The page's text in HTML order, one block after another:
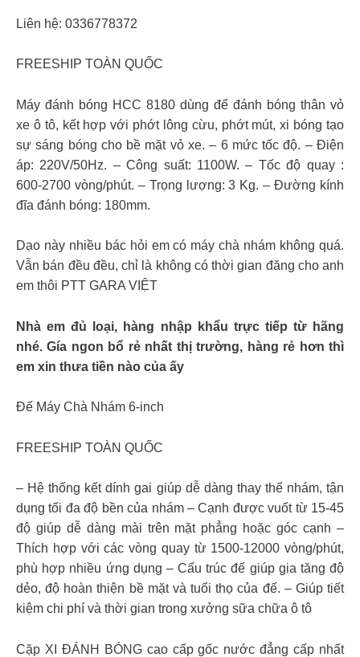
Liên hệ: 0336778372
FREESHIP TOÀN QUỐC
Máy đánh bóng HCC 8180 dùng để đánh bóng thân vỏ
xe ô tô, kết hợp với phớt lông cừu, phớt mút, xi bóng tạo
sự sáng bóng cho bề mặt vỏ xe. – 6 mức tốc độ. – Điện
áp: 220V/50Hz. – Công suất: 1100W. – Tốc độ quay :
600-2700 vòng/phút. – Trọng lượng: 3 Kg. – Đường kính
đĩa đánh bóng: 180mm.
Dạo này nhiều bác hỏi em có máy chà nhám không quá.
Vẫn bán đều đều, chỉ là không có thời gian đăng cho anh
em thôi PTT GARA VIỆT
Nhà em đủ loại, hàng nhập khẩu trực tiếp từ hãng
nhé. Gía ngon bổ rẻ nhất thị trường, hàng rẻ hơn thì
em xin thưa tiền nào của ấy
Đế Máy Chà Nhám 6-inch
FREESHIP TOÀN QUỐC
– Hệ thống kết dính gai giúp dễ dàng thay thế nhám, tận
dụng tối đa độ bền của nhám – Cạnh được vuốt từ 15-45
độ giúp dễ dàng mài trên mặt phẳng hoặc góc cạnh –
Thích hợp với các vòng quay từ 1500-12000 vòng/phút,
phù hợp nhiều ứng dụng – Cấu trúc đế giúp gia tăng độ
dẻo, độ hoàn thiện bề mặt và tuổi thọ của đế. – Giúp tiết
kiệm chi phí và thời gian trong xưởng sữa chữa ô tô
Cặp XI ĐÁNH BÓNG cao cấp gốc nước đẳng cấp nhất